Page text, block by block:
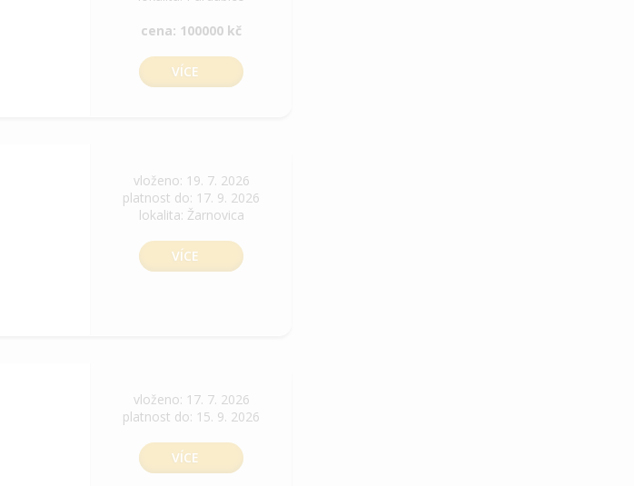
cena: 100000 kč
VÍCE
vloženo: 19. 7. 2026
platnost do: 17. 9. 2026
lokalita: Žarnovica
VÍCE
vloženo: 17. 7. 2026
platnost do: 15. 9. 2026
VÍCE